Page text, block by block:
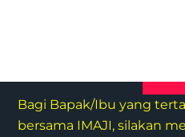
Bagi Bapak/Ibu yang
bersama IMAJI, silakan